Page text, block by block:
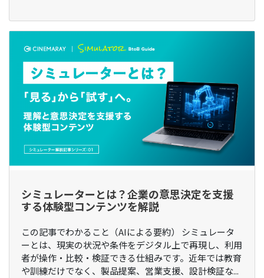
シミュレーターとは？企業の意思決定を支援
する体験型コンテンツを解説
この記事でわかること（AIによる要約） シミュレータ
ーとは、現実の状況や条件をデジタル上で再現し、利用
者が操作・比較・検証できる仕組みです。近年では教育
や訓練だけでなく、製品提案、営業支援、設計検証な...